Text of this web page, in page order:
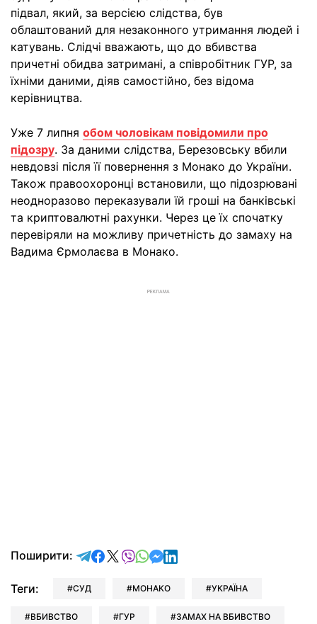
підвал, який, за версією слідства, був
облаштований для незаконного утримання людей і
катувань. Слідчі вважають, що до вбивства
причетні обидва затримані, а співробітник ГУР, за
їхніми даними, діяв самостійно, без відома
керівництва.
Уже 7 липня обом чоловікам повідомили про
підозру. За даними слідства, Березовську вбили
невдовзі після її повернення з Монако до України.
Також правоохоронці встановили, що підозрювані
неодноразово переказували їй гроші на банківські
та криптовалютні рахунки. Через це їх спочатку
перевіряли на можливу причетність до замаху на
Вадима Єрмолаєва в Монако.
РЕКЛАМА
Поширити: відправити у Telegram
поділитись у Facebook
поділитись у X
відправити у Viber
відправити у Whatsapp
відправити у Messenger
відправити у LinkedIn
Теги: СУД МОНАКО УКРАЇНА
ВБИВСТВО ГУР ЗАМАХ НА ВБИВСТВО